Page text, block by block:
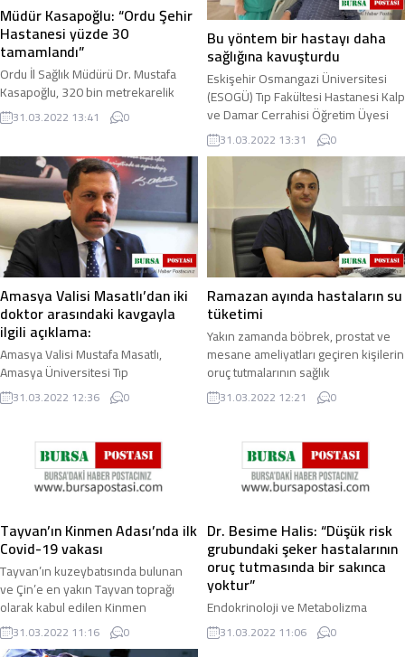
Müdür Kasapoğlu: “Ordu Şehir
Hastanesi yüzde 30
tamamlandı”
Ordu İl Sağlık Müdürü Dr. Mustafa
Kasapoğlu, 320 bin metrekarelik
kapalı alana sahip olacak Ordu Şehir
Hastanesi’nin yüzde 30’unun
31.03.2022 13:41 0
Bu yöntem bir hastayı daha
sağlığına kavuşturdu
Eskişehir Osmangazi Üniversitesi
(ESOGÜ) Tıp Fakültesi Hastanesi Kalp
ve Damar Cerrahisi Öğretim Üyesi
Doç. Dr. Cengiz Ovalı ve ekibi ...
31.03.2022 13:31 0
Amasya Valisi Masatlı’dan iki
doktor arasındaki kavgayla
ilgili açıklama:
Amasya Valisi Mustafa Masatlı,
Amasya Üniversitesi Tıp
Fakültesi’nde görevli iki doktor
arasında yaşanan kavgaya ilişkin
31.03.2022 12:36 0
Ramazan ayında hastaların su
tüketimi
Yakın zamanda böbrek, prostat ve
mesane ameliyatları geçiren kişilerin
oruç tutmalarının sağlık
problemlerine neden olabileceğini
belirten ...
31.03.2022 12:21 0
Tayvan’ın Kinmen Adası’nda ilk
Covid-19 vakası
Tayvan’ın kuzeybatısında bulunan
ve Çin’e en yakın Tayvan toprağı
olarak kabul edilen Kinmen
Adası’nda ilk Covid-19 vakası tespit
edildi. Tayvan ...
31.03.2022 11:16 0
Dr. Besime Halis: “Düşük risk
grubundaki şeker hastalarının
oruç tutmasında bir sakınca
yoktur”
Endokrinoloji ve Metabolizma
Hastalıkları Uzmanı Dr. Besime Halis,
düşük risk grubundaki şeker
31.03.2022 11:06 0